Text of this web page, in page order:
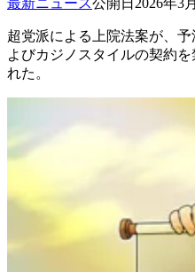
超党派による上院法案が、
よびカジノスタイルの契約
れた。